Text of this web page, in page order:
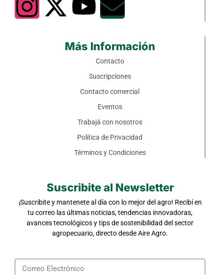
Más Información
Contacto
Suscripciones
Contacto comercial
Eventos
Trabajá con nosotros
Política de Privacidad
Términos y Condiciones
Suscribite al Newsletter
¡Suscribite y mantenete al día con lo mejor del agro! Recibí en
tu correo las últimas noticias, tendencias innovadoras,
avances tecnológicos y tips de sostenibilidad del sector
agropecuario, directo desde Aire Agro.